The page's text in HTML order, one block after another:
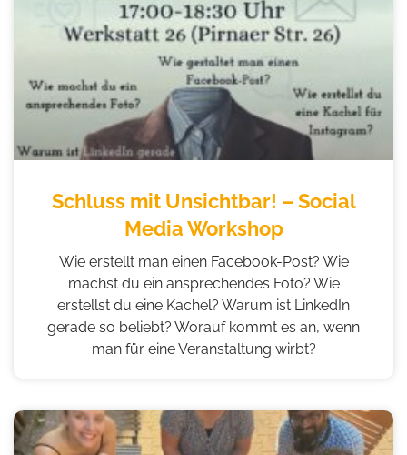
Schluss mit Unsichtbar! – Social
Media Workshop
Wie erstellt man einen Facebook-Post? Wie
machst du ein ansprechendes Foto? Wie
erstellst du eine Kachel? Warum ist LinkedIn
gerade so beliebt? Worauf kommt es an, wenn
man für eine Veranstaltung wirbt?